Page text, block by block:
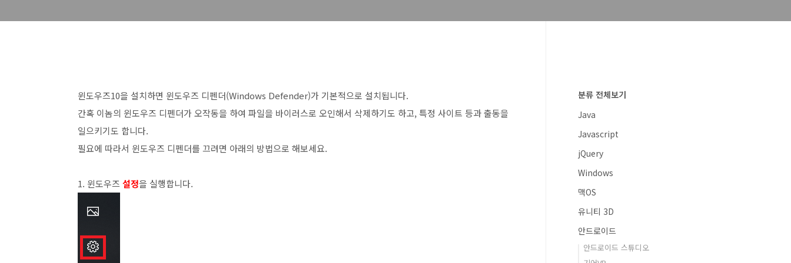
윈도우즈10을 설치하면 윈도우즈 디펜더(Windows Defender)가 기본적으로 설치됩니다.
간혹 이놈의 윈도우즈 디펜더가 오작동을 하여 파일을 바이러스로 오인해서 삭제하기도 하고, 특정 사이트 등과 출동을
일으키기도 합니다.
필요에 따라서 윈도우즈 디펜더를 끄려면 아래의 방법으로 해보세요.
1. 윈도우즈 설정을 실행합니다.
분류 전체보기
Java
Javascript
jQuery
Windows
맥OS
유니티 3D
안드로이드
안드로이드 스튜디오